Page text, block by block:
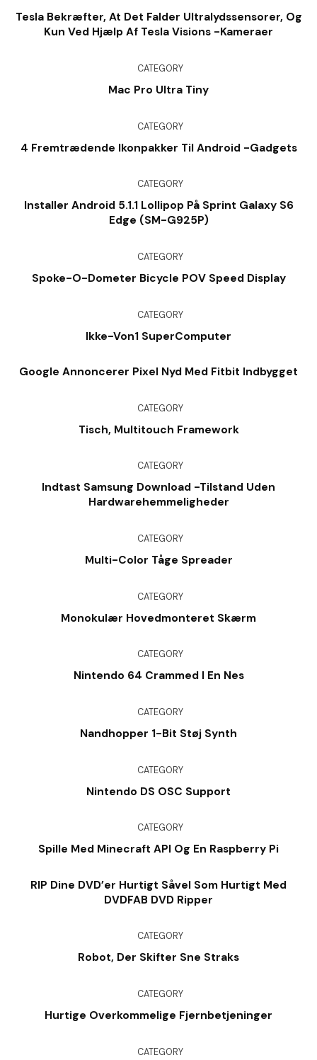
Tesla Bekræfter, At Det Falder Ultralydssensorer, Og
Kun Ved Hjælp Af Tesla Visions -kameraer
CATEGORY
Mac Pro Ultra Tiny
CATEGORY
4 Fremtrædende Ikonpakker Til Android -gadgets
CATEGORY
Installer Android 5.1.1 Lollipop På Sprint Galaxy S6
Edge (SM-G925P)
CATEGORY
Spoke-O-Dometer Bicycle POV Speed Display
CATEGORY
Ikke-Von1 SuperComputer
Google Annoncerer Pixel Nyd Med Fitbit Indbygget
CATEGORY
Tisch, Multitouch Framework
CATEGORY
Indtast Samsung Download -tilstand Uden
Hardwarehemmeligheder
CATEGORY
Multi-Color Tåge Spreader
CATEGORY
Monokulær Hovedmonteret Skærm
CATEGORY
Nintendo 64 Crammed I En Nes
CATEGORY
Nandhopper 1-Bit Støj Synth
CATEGORY
Nintendo DS OSC Support
CATEGORY
Spille Med Minecraft API Og En Raspberry Pi
RIP Dine DVD’er Hurtigt Såvel Som Hurtigt Med
DVDFAB DVD Ripper
CATEGORY
Robot, Der Skifter Sne Straks
CATEGORY
Hurtige Overkommelige Fjernbetjeninger
CATEGORY